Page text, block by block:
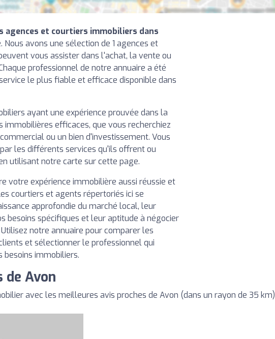
agences et courtiers immobiliers dans
Nous avons une sélection de 1 agences et
vous assister dans l'achat, la vente ou
professionnel de notre annuaire a été
le plus fiable et efficace disponible dans
ayant une expérience prouvée dans la
efficaces, que vous recherchiez
ou un bien d'investissement. Vous
les différents services qu'ils offrent ou
utilisant notre carte sur cette page.
votre expérience immobilière aussi réussie et
courtiers et agents répertoriés ici se
approfondie du marché local, leur
besoins spécifiques et leur aptitude à négocier
notre annuaire pour comparer les
et sélectionner le professionnel qui
besoins immobiliers.
de Avon
avec les meilleures avis proches de Avon (dans un rayon de 35 km)